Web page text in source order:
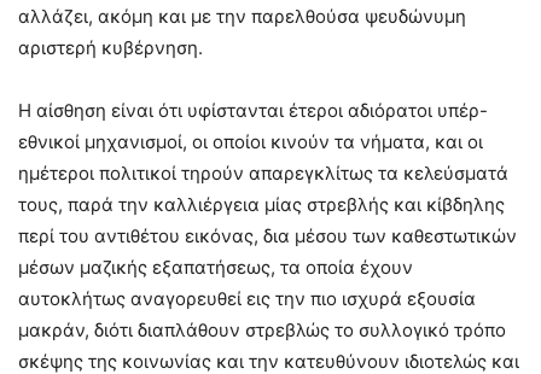
αλλάζει, ακόμη και με την παρελθούσα ψευδώνυμη
αριστερή κυβέρνηση.
Η αίσθηση είναι ότι υφίστανται έτεροι αδιόρατοι υπέρ-
εθνικοί μηχανισμοί, οι οποίοι κινούν τα νήματα, και οι
ημέτεροι πολιτικοί τηρούν απαρεγκλίτως τα κελεύσματά
τους, παρά την καλλιέργεια μίας στρεβλής και κίβδηλης
περί του αντιθέτου εικόνας, δια μέσου των καθεστωτικών
μέσων μαζικής εξαπατήσεως, τα οποία έχουν
αυτοκλήτως αναγορευθεί εις την πιο ισχυρά εξουσία
μακράν, διότι διαπλάθουν στρεβλώς το συλλογικό τρόπο
σκέψης της κοινωνίας και την κατευθύνουν ιδιοτελώς και